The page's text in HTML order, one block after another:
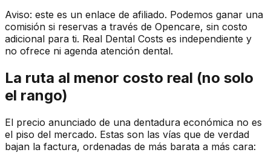
Aviso: este es un enlace de afiliado. Podemos ganar una
comisión si reservas a través de Opencare, sin costo
adicional para ti. Real Dental Costs es independiente y
no ofrece ni agenda atención dental.
La ruta al menor costo real (no solo
el rango)
El precio anunciado de una dentadura económica no es
el piso del mercado. Estas son las vías que de verdad
bajan la factura, ordenadas de más barata a más cara: